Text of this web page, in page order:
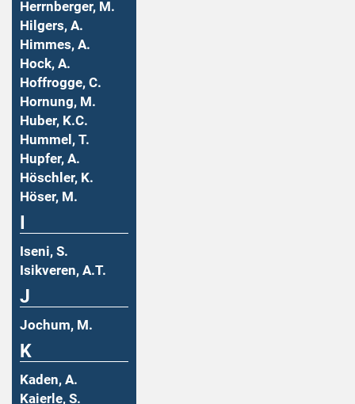
Herrnberger, M.
Hilgers, A.
Himmes, A.
Hock, A.
Hoffrogge, C.
Hornung, M.
Huber, K.C.
Hummel, T.
Hupfer, A.
Höschler, K.
Höser, M.
Iseni, S.
Isikveren, A.T.
J
Jochum, M.
K
Kaden, A.
Kaierle, S.